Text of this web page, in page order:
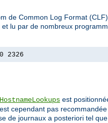
de Common Log Format
lu par de nombreux
2326
HostnameLookups est
cependant pas
de journaux a posteriori tel que